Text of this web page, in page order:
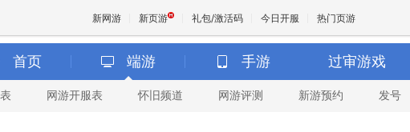
新网游 新页游 礼包/激活码 今日开服 热门页游
魔兽 DNF
首页 端游 手游 过审游戏
网游开服表 怀旧频道 网游评测 新游预约 发号